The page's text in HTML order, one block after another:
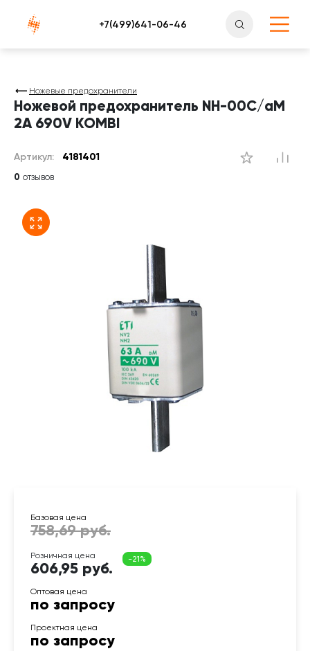
Атлантснаб
Ножевые предохранители
Ножевой предохранитель NH-00C/aM
2A 690V KOMBI
Артикул: 4181401
606,95 руб.
по запросу
по запросу